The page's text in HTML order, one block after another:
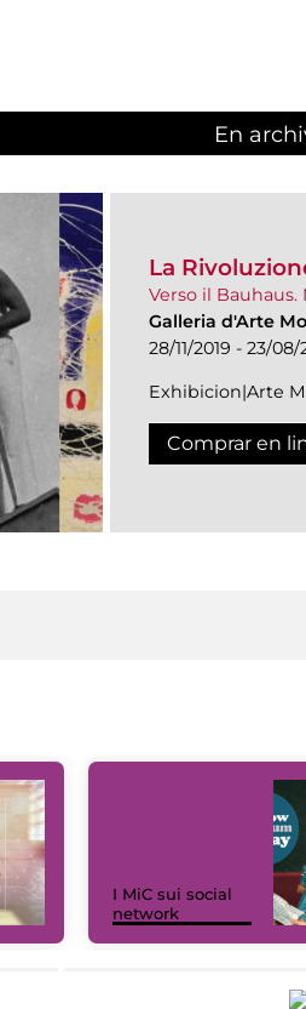
En
La
Verso il
Galleria d'Arte
28/11/2019 - 23/08/
Exhibicion|Arte
Comprar en
I MiC sui social
network